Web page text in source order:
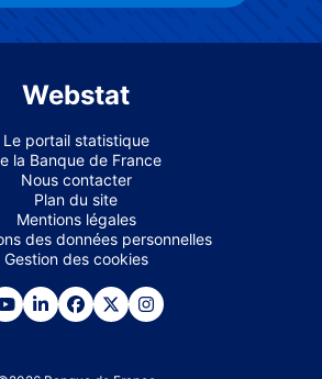
Webstat
Le portail statistique
la Banque de France
Nous contacter
Plan du site
Mentions légales
des données personnelles
Gestion des cookies